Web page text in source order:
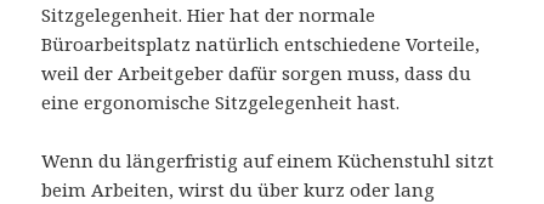
Sitzgelegenheit. Hier hat der normale
Büroarbeitsplatz natürlich entschiedene Vorteile,
weil der Arbeitgeber dafür sorgen muss, dass du
eine ergonomische Sitzgelegenheit hast.
Wenn du längerfristig auf einem Küchenstuhl sitzt
beim Arbeiten, wirst du über kurz oder lang